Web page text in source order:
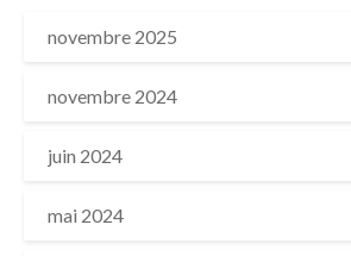
novembre 2025
novembre 2024
juin 2024
mai 2024